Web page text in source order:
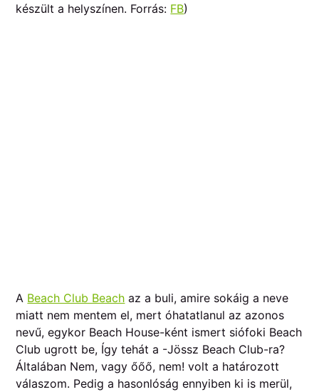
készült a helyszínen. Forrás: FB)
A Beach Club Beach az a buli, amire sokáig a neve
miatt nem mentem el, mert óhatatlanul az azonos
nevű, egykor Beach House-ként ismert siófoki Beach
Club ugrott be, Így tehát a -Jössz Beach Club-ra?
Általában Nem, vagy őőő, nem! volt a határozott
válaszom. Pedig a hasonlóság ennyiben ki is merül,